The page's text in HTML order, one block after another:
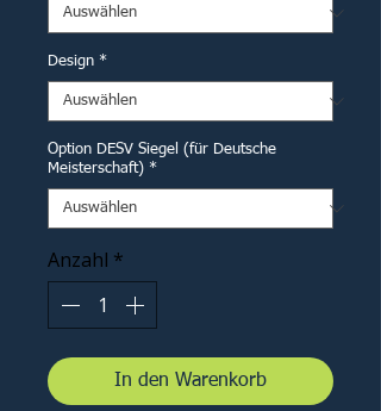
Design *
Option DESV Siegel (für Deutsche
Meisterschaft) *
Anzahl *
In den Warenkorb